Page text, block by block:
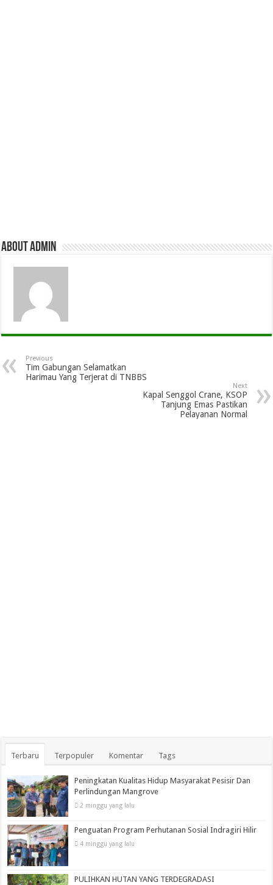
About admin
Previous
Tim Gabungan Selamatkan
Harimau Yang Terjerat di TNBBS
Next
Kapal Senggol Crane, KSOP
Tanjung Emas Pastikan
Pelayanan Normal
Terbaru Terpopuler Komentar Tags
Peningkatan Kualitas Hidup Masyarakat Pesisir Dan
Perlindungan Mangrove
2 minggu yang lalu
Penguatan Program Perhutanan Sosial Indragiri Hilir
4 minggu yang lalu
PULIHKAN HUTAN YANG TERDEGRADASI